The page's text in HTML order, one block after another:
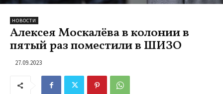
НОВОСТИ
Алексея Москалёва в колонии в
пятый раз поместили в ШИЗО
27.09.2023